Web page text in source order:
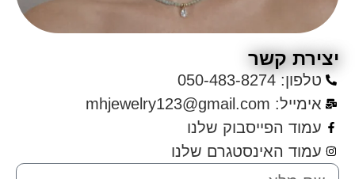
קשר
טלפון: 050-483-8274
אימייל: mhjewelry123@gmail.com
עמוד הפייסבוק שלנו
עמוד האינסטגרם שלנו